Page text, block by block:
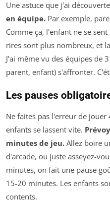
Une astuce que j'ai
en équipe. Par exemple,
Comme ça, l'enfant ne se
rires sont plus nombreux, et
J'ai même vu des équipes de
parent, enfant) s'affronter.
Les pauses
Ne faites pas l'erreur de
enfants se lassent vite.
minutes de jeu. Allez boire
d'arcade, ou juste asseyez-
minutes, on fait une pause
15-20 minutes. Les enfants
contents.